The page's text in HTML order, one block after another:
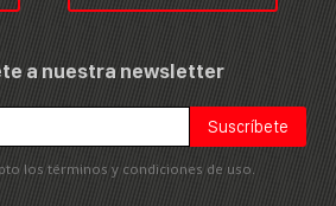
a nuestra newsletter
los términos y condiciones de uso.